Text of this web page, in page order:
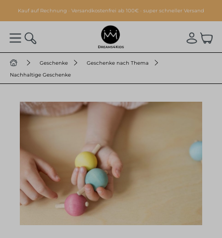
springen
Kauf auf Rechnung · Versandkostenfrei ab 100€ · super schneller Versand
Geschenke
Geschenke nach Thema
Nachhaltige Geschenke